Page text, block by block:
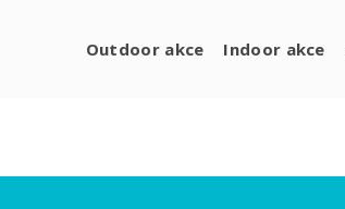
Outdoor akce Indoor akce